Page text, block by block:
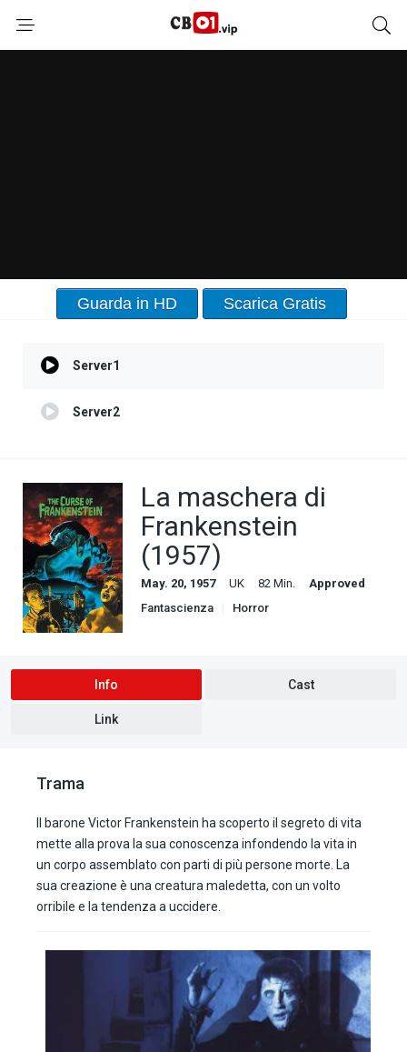
Guarda in HD Scarica Gratis
Server1
Server2
La maschera di
Frankenstein
(1957)
May. 20, 1957 UK 82 Min.
Approved
Fantascienza
Horror
Info Cast
Link
Trama
Il barone Victor Frankenstein ha scoperto il segreto di vita
mette alla prova la sua conoscenza infondendo la vita in
un corpo assemblato con parti di più persone morte. La
sua creazione è una creatura maledetta, con un volto
orribile e la tendenza a uccidere.